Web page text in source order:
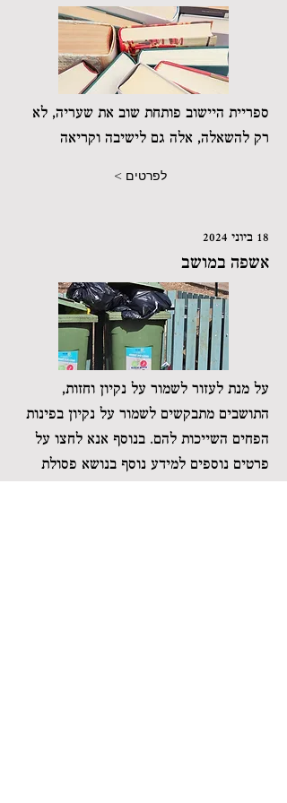
ספריית היישוב פותחת שוב את שעריה, לא
רק להשאלה, אלה גם לישיבה וקריאה
לפרטים >
18 ביוני 2024
אשפה במושב
על מנת לעזור לשמור על נקיון וחזות,
התושבים מתבקשים לשמור על נקיון בפינות
הפחים השייכות להם. בנוסף אנא לחצו על
פרטים נוספים למידע נוסף בנושא פסולת